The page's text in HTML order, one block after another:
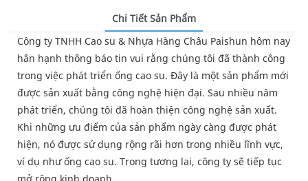
Chi Tiết Sản Phẩm
Công ty TNHH Cao su & Nhựa Hàng Châu Paishun hôm nay
hân hạnh thông báo tin vui rằng chúng tôi đã thành công
trong việc phát triển ống cao su. Đây là một sản phẩm mới
được sản xuất bằng công nghệ hiện đại. Sau nhiều năm
phát triển, chúng tôi đã hoàn thiện công nghệ sản xuất.
Khi những ưu điểm của sản phẩm ngày càng được phát
hiện, nó được sử dụng rộng rãi hơn trong nhiều lĩnh vực,
ví dụ như ống cao su. Trong tương lai, công ty sẽ tiếp tục